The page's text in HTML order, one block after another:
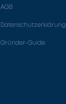
AGB
Datenschutzerklärung
Gründer-Guide